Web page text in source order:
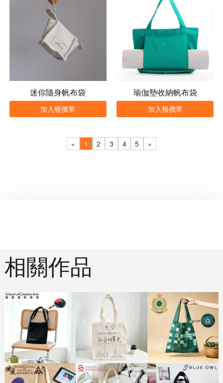
迷你隨身帆布袋
加入報價單
瑜伽墊收納帆布袋
加入報價單
« 1 2 3 4 5 »
相關作品